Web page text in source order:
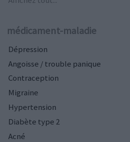
médicament-maladie
Dépression
Angoisse / trouble panique
Contraception
Migraine
Hypertension
Diabète type 2
Acné